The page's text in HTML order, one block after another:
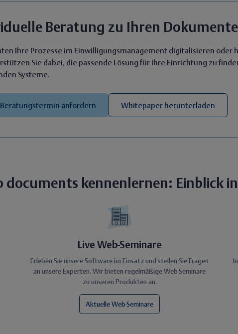
Beratung zu Ihren
Ihre Prozesse im Einwilligungsmanagement digitalisieren oder
Sie dabei, die passende Lösung für Ihre Einrichtung zu
Systeme.
Beratungstermin anfordern Whitepaper herunterladen
documents kennenlernen: Einblick
Live Web-Seminare
Erleben Sie unsere Software im Einsatz und stellen Sie Fragen
an unsere Experten. Wir bieten regelmäßige Web-Seminare
zu unseren Produkten an.
Aktuelle Web-Seminare